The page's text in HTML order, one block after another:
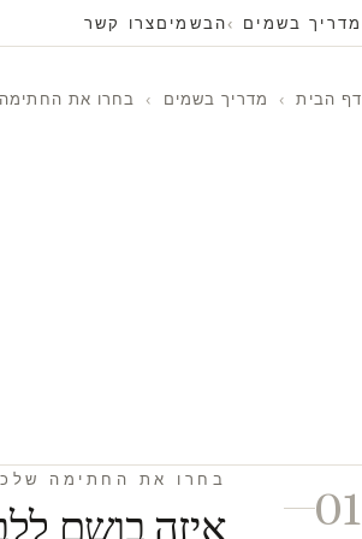
מדריך בשמים הבשמיםצרו קשר
דף הבית › מדריך בשמים › בחרו את
01
בחרו את החתימה
איזה בושם